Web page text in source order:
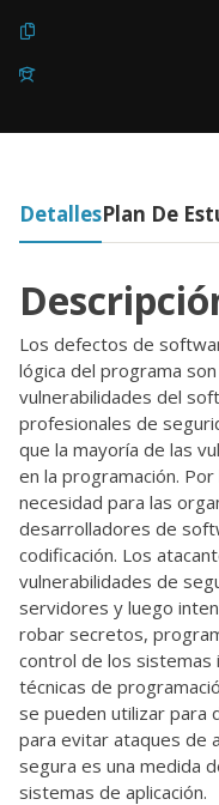
DetallesPlan De
Los defectos de
lógica del programa
vulnerabilidades del
profesionales de
que la mayoría de las
en la programación.
necesidad para las
desarrolladores de
codificación. Los
vulnerabilidades de
servidores y luego
robar secretos,
control de los sistemas
técnicas de
se pueden utilizar para
para evitar ataques de
segura es una medida
sistemas de aplicación.